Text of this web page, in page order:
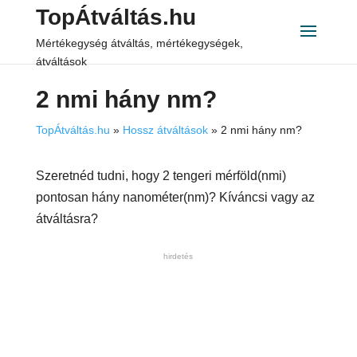
TopÁtváltás.hu
Mértékegység átváltás, mértékegységek,
átváltások
2 nmi hány nm?
TopÁtváltás.hu » Hossz átváltások» 2 nmi hány nm?
Szeretnéd tudni, hogy 2 tengeri mérföld(nmi)
pontosan hány nanométer(nm)? Kíváncsi vagy az
átváltásra?
hirdetés